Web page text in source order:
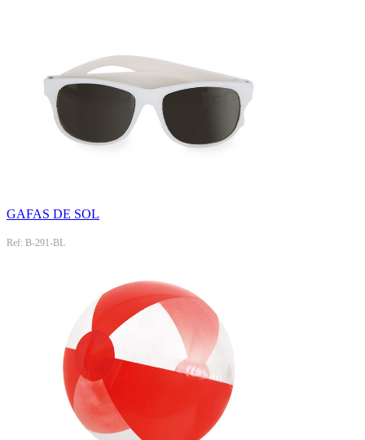
GAFAS DE SOL
Ref: B-291-BL